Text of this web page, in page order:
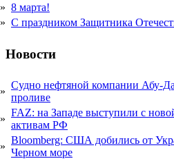
» 8 марта!
» С праздником Защитника
Новости
»
Судно нефтяной компании Абу-
проливе
»
FAZ: на Западе выступили с
активам РФ
»
Bloomberg: США добились от
Черном море